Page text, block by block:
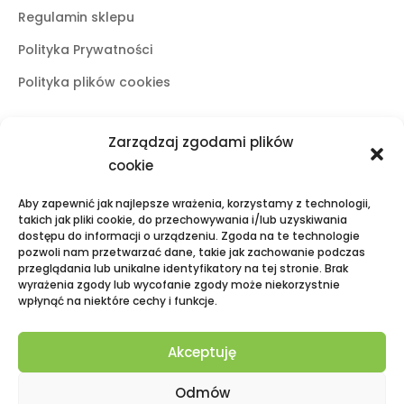
Zarządzaj zgodami plików
cookie
Aby zapewnić jak najlepsze wrażenia, korzystamy z technologii,
takich jak pliki cookie, do przechowywania i/lub uzyskiwania
dostępu do informacji o urządzeniu. Zgoda na te technologie
pozwoli nam przetwarzać dane, takie jak zachowanie podczas
przeglądania lub unikalne identyfikatory na tej stronie. Brak
wyrażenia zgody lub wycofanie zgody może niekorzystnie
wpłynąć na niektóre cechy i funkcje.
Akceptuję
Odmów
Regulamin sklepu
Polityka Prywatności
Polityka plików cookies
Butiki stacjonarne
ul. Świętoduska 10
mail:fama.lublin@op.pl
tel:+48 601 525 423
Puławy
fama.pulawy@op.pl
tel:+48 695 938 095